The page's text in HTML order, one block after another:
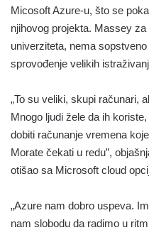
Micosoft Azure-u, što se
njihovog projekta. Massey
univerziteta, nema
sprovođenje velikih
„To su veliki, skupi računari,
Mnogo ljudi žele da ih
dobiti računanje vremena
Morate čekati u redu”,
otišao sa Microsoft cloud
„Azure nam dobro uspeva.
nam slobodu da radimo u